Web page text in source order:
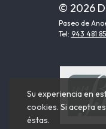
© 2026
Paseo de
Tel: 943 481
Su experiencia en
cookies. Si acepta
éstas.